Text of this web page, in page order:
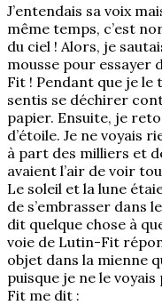
J’entendais sa voix
même temps, c’est
du ciel ! Alors, je
mousse pour essayer
Fit ! Pendant que je le
sentis se déchirer
papier. Ensuite, je
d’étoile. Je ne voyais
à part des milliers et
avaient l’air de voir
Le soleil et la lune
de s’embrasser dans
dit quelque chose à
voie de Lutin-Fit
objet dans la mienne
puisque je ne le
Fit me dit :